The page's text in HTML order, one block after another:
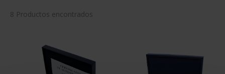
8 Productos encontrados